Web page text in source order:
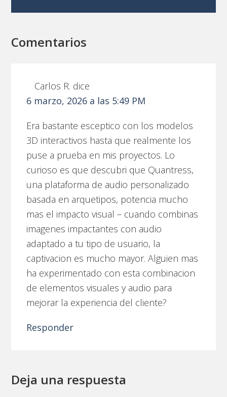
Comentarios
Carlos R. dice
6 marzo, 2026 a las 5:49 PM
Era bastante esceptico con los modelos
3D interactivos hasta que realmente los
puse a prueba en mis proyectos. Lo
curioso es que descubri que Quantress,
una plataforma de audio personalizado
basada en arquetipos, potencia mucho
mas el impacto visual – cuando combinas
imagenes impactantes con audio
adaptado a tu tipo de usuario, la
captivacion es mucho mayor. Alguien mas
ha experimentado con esta combinacion
de elementos visuales y audio para
mejorar la experiencia del cliente?
Responder
Deja una respuesta